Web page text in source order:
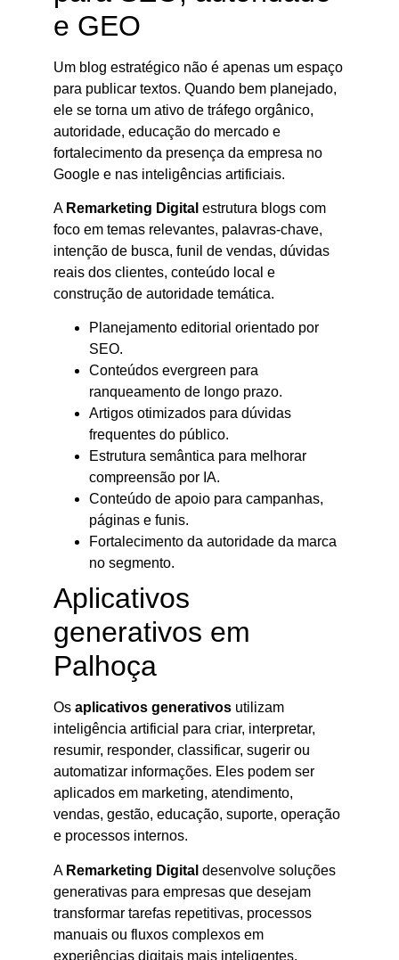
e GEO
Um blog estratégico não é apenas um espaço
para publicar textos. Quando bem planejado,
ele se torna um ativo de tráfego orgânico,
autoridade, educação do mercado e
fortalecimento da presença da empresa no
Google e nas inteligências artificiais.
A Remarketing Digital estrutura blogs com
foco em temas relevantes, palavras-chave,
intenção de busca, funil de vendas, dúvidas
reais dos clientes, conteúdo local e
construção de autoridade temática.
Planejamento editorial orientado por
SEO.
Conteúdos evergreen para
ranqueamento de longo prazo.
Artigos otimizados para dúvidas
frequentes do público.
Estrutura semântica para melhorar
compreensão por IA.
Conteúdo de apoio para campanhas,
páginas e funis.
Fortalecimento da autoridade da marca
no segmento.
Aplicativos
generativos em
Palhoça
Os aplicativos generativos utilizam
inteligência artificial para criar, interpretar,
resumir, responder, classificar, sugerir ou
automatizar informações. Eles podem ser
aplicados em marketing, atendimento,
vendas, gestão, educação, suporte, operação
e processos internos.
A Remarketing Digital desenvolve soluções
generativas para empresas que desejam
transformar tarefas repetitivas, processos
manuais ou fluxos complexos em
experiências digitais mais inteligentes.